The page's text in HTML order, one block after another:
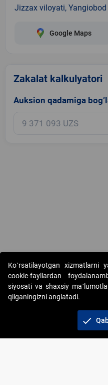
Jizzax viloyati,
Google Maps
Zakalat kalkulyatori
Auksion qadamiga
Copyright © 2017-2026.
AJ. Barcha huquqlar
+998 71
Ko`rsatilayotgan xizmatlarni
cookie-fayllardan
siyosati va shaxsiy
qilganingizni anglatadi.
check